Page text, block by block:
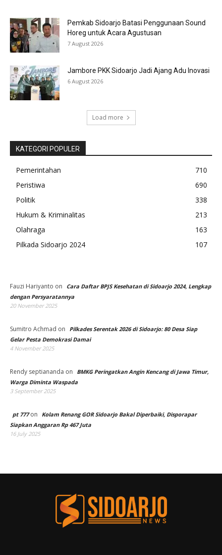
Pemkab Sidoarjo Batasi Penggunaan Sound
Horeg untuk Acara Agustusan
7 August 2026
Jambore PKK Sidoarjo Jadi Ajang Adu Inovasi
6 August 2026
Load more
KATEGORI POPULER
Pemerintahan
710
Peristiwa
690
Politik
338
Hukum & Kriminalitas
213
Olahraga
163
Pilkada Sidoarjo 2024
107
Fauzi Hariyanto on
Cara Daftar BPJS Kesehatan di Sidoarjo 2024, Lengkap
dengan Persyaratannya
20 November 2025
Sumitro Achmad on
Pilkades Serentak 2026 di Sidoarjo: 80 Desa Siap
Gelar Pesta Demokrasi Damai
4 November 2025
Rendy septiananda on
BMKG Peringatkan Angin Kencang di Jawa Timur,
Warga Diminta Waspada
3 September 2025
pt 777on
Kolam Renang GOR Sidoarjo Bakal Diperbaiki, Disporapar
Siapkan Anggaran Rp 467 Juta
16 July 2025